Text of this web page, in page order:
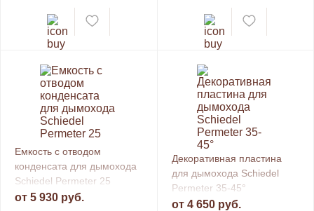
Емкость с отводом
конденсата для дымохода
Schiedel Permeter 25
от 5 930 руб.
Декоративная пластина
для дымохода Schiedel
Permeter 35-45°
от 4 650 руб.